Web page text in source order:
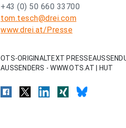
+43 (0) 50 660 33700
tom.tesch@drei.com
www.drei.at/Presse
OTS-ORIGINALTEXT
AUSSENDERS - WWW.OTS.AT | HUT